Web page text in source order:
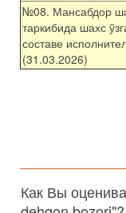
№08. Мансабдор
таркибида шахс
составе
(31.03.2026)
Как Вы